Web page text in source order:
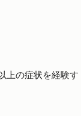
上の症状を経験す